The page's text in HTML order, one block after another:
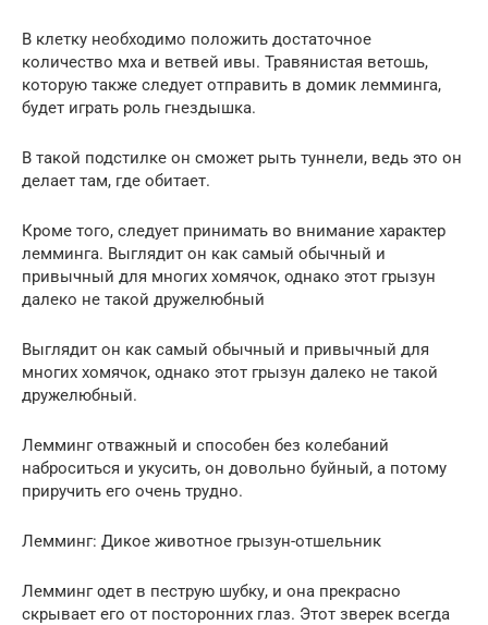
В клетку необходимо положить достаточное
количество мха и ветвей ивы. Травянистая ветошь,
которую также следует отправить в домик лемминга,
будет играть роль гнездышка.
В такой подстилке он сможет рыть туннели, ведь это он
делает там, где обитает.
Кроме того, следует принимать во внимание характер
лемминга. Выглядит он как самый обычный и
привычный для многих хомячок, однако этот грызун
далеко не такой дружелюбный
Выглядит он как самый обычный и привычный для
многих хомячок, однако этот грызун далеко не такой
дружелюбный.
Лемминг отважный и способен без колебаний
наброситься и укусить, он довольно буйный, а потому
приручить его очень трудно.
Лемминг: Дикое животное грызун-отшельник
Лемминг одет в пеструю шубку, и она прекрасно
скрывает его от посторонних глаз. Этот зверек всегда